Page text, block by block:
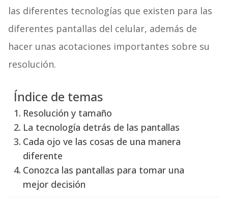
las diferentes tecnologías que existen para las
diferentes pantallas del celular, además de
hacer unas acotaciones importantes sobre su
resolución.
Índice de temas
Resolución y tamaño
La tecnología detrás de las pantallas
Cada ojo ve las cosas de una manera
diferente
Conozca las pantallas para tomar una
mejor decisión